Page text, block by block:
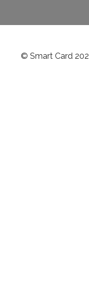
© Smart Card